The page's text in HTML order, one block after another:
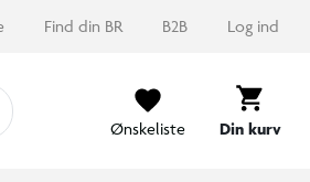
Find din BR B2B Log ind
Ønskeliste Din kurv